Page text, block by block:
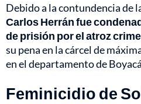
Debido a la contundencia de
Carlos Herrán fue
de prisión por el atroz
su pena en la cárcel de
en el departamento de
Feminicidio de